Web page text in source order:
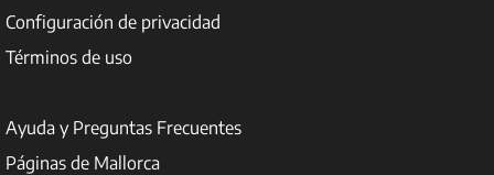
Configuración de privacidad
Términos de uso
Ayuda y Preguntas Frecuentes
Páginas de Mallorca